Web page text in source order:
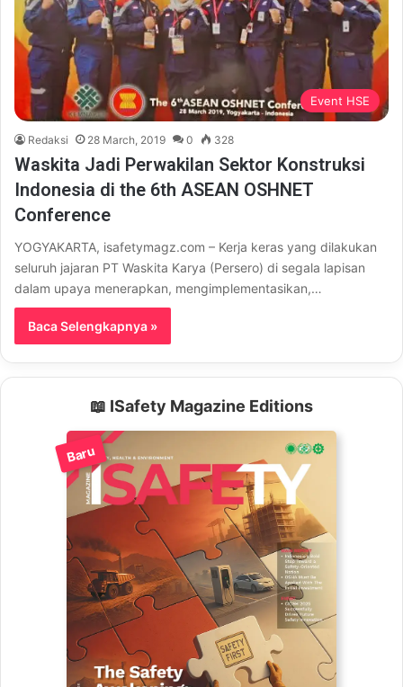
Event HSE
Redaksi 28 March, 2019 0 328
Waskita Jadi Perwakilan Sektor Konstruksi
Indonesia di the 6th ASEAN OSHNET
Conference
YOGYAKARTA, isafetymagz.com – Kerja keras yang dilakukan
seluruh jajaran PT Waskita Karya (Persero) di segala lapisan
dalam upaya menerapkan, mengimplementasikan,…
Baca Selengkapnya »
📖 ISafety Magazine Editions
Baru